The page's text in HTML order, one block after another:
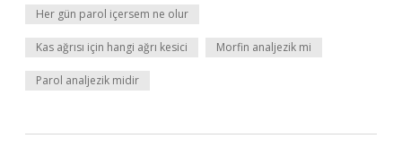
Her gün parol içersem ne olur
Kas ağrısı için hangi ağrı kesici Morfin analjezik mi
Parol analjezik midir